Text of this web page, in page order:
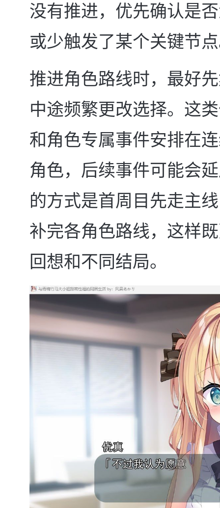
没有推进，优先确认是
或少触发了某个关键节
推进角色路线时，最好
中途频繁更改选择。这
和角色专属事件安排在
角色，后续事件可能会
的方式是首周目先走主
补完各角色路线，这样
回想和不同结局。